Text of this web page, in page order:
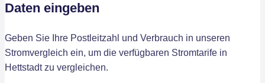
Daten eingeben
Geben Sie Ihre Postleitzahl und Verbrauch in unseren
Stromvergleich ein, um die verfügbaren Stromtarife in
Hettstadt zu vergleichen.